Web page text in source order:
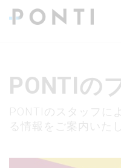
PONTIの
PONTIのスタッフに
る情報をご案内いた